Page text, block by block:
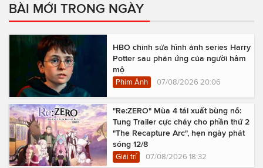
BÀI MỚI TRONG NGÀY
HBO chỉnh sửa hình ảnh series Harry
Potter sau phản ứng của người hâm
mộ
Phim Ảnh 07/08/2026 20:06
"Re:ZERO" Mùa 4 tái xuất bùng nổ:
Tung Trailer cực cháy cho phần thứ 2
"The Recapture Arc", hẹn ngày phát
sóng 12/8
Giải trí 07/08/2026 18:32